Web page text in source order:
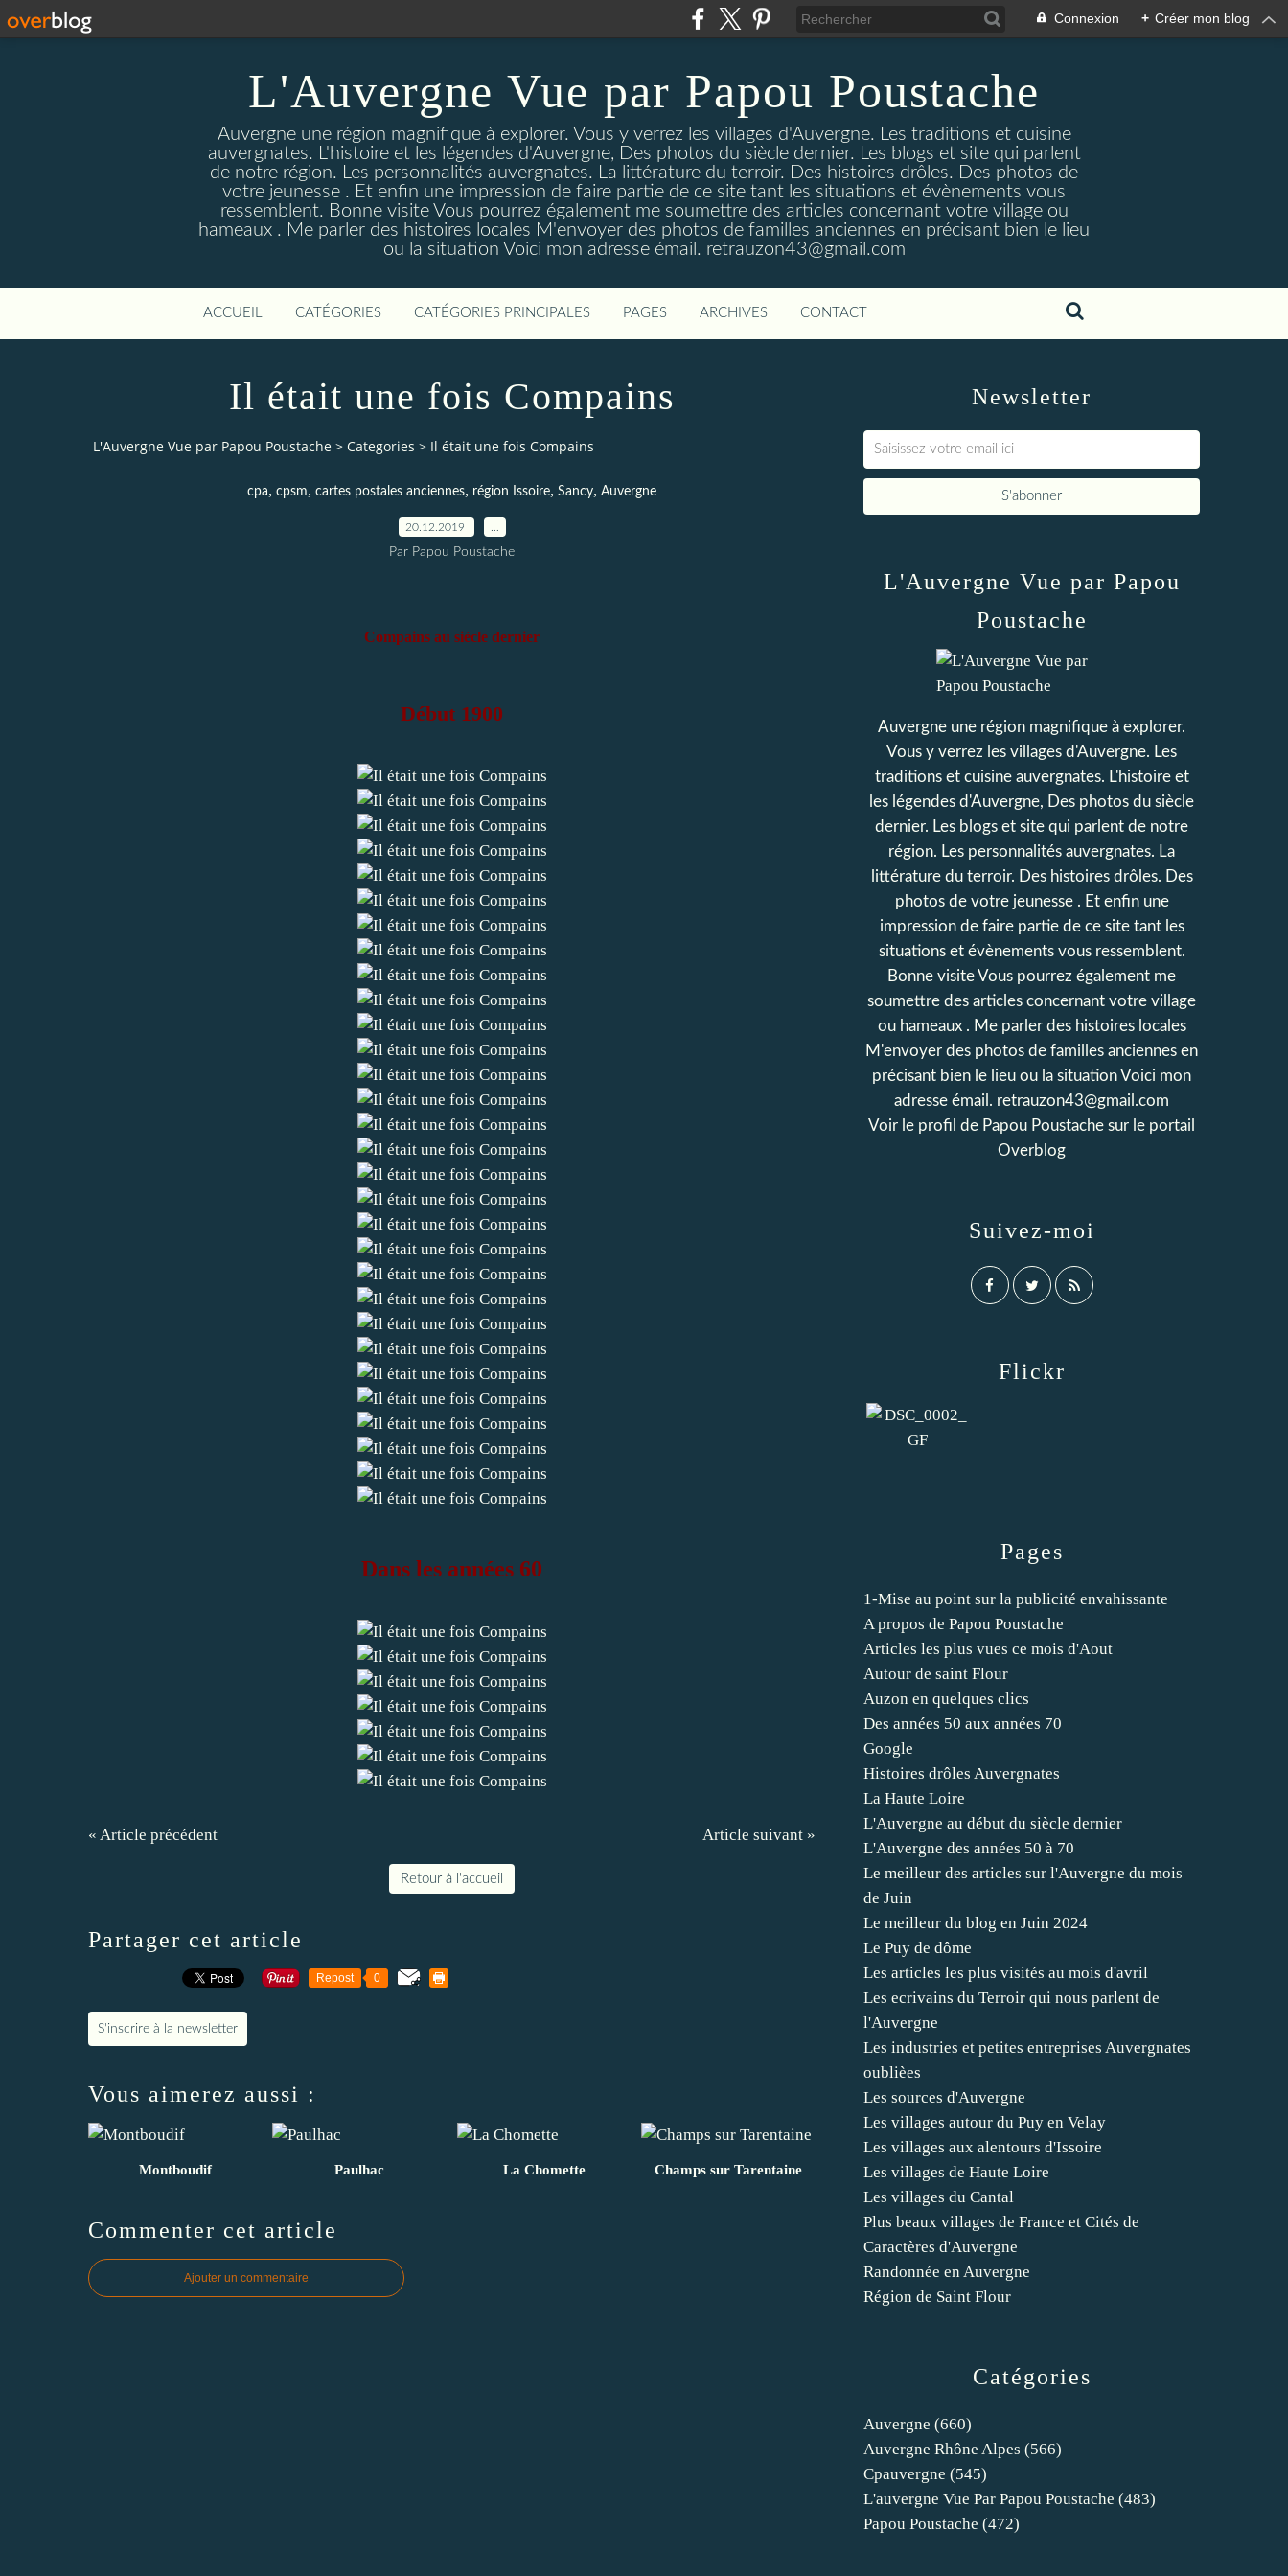
Connexion + Créer mon blog
L'Auvergne Vue par Papou Poustache
Auvergne une région magnifique à explorer. Vous y verrez les villages d'Auvergne. Les traditions et cuisine
auvergnates. L'histoire et les légendes d'Auvergne, Des photos du siècle dernier. Les blogs et site qui parlent
de notre région. Les personnalités auvergnates. La littérature du terroir. Des histoires drôles. Des photos de
votre jeunesse . Et enfin une impression de faire partie de ce site tant les situations et évènements vous
ressemblent. Bonne visite Vous pourrez également me soumettre des articles concernant votre village ou
hameaux . Me parler des histoires locales M'envoyer des photos de familles anciennes en précisant bien le lieu
ou la situation Voici mon adresse émail. retrauzon43@gmail.com
ACCUEIL CATÉGORIES CATÉGORIES PRINCIPALES PAGES ARCHIVES CONTACT
Il était une fois Compains
L'Auvergne Vue par Papou Poustache > Categories > Il était une fois Compains
cpa, cpsm, cartes postales anciennes, région Issoire, Sancy, Auvergne
20.12.2019
Par Papou Poustache
Compains au siècle dernier
Début 1900
Dans les années 60
« Article précédent Article suivant »
Retour à l'accueil
Partager cet article
Repost 0
S'inscrire à la newsletter
Vous aimerez aussi :
Montboudif Paulhac La Chomette Champs sur Tarentaine
Commenter cet article
Ajouter un commentaire
Newsletter
Catégories
Auvergne (660)
Auvergne Rhône Alpes (566)
Cpauvergne (545)
L'auvergne Vue Par Papou Poustache (483)
Papou Poustache (472)
Pages
1-Mise au point sur la publicité envahissante
A propos de Papou Poustache
Articles les plus vues ce mois d'Aout
Autour de saint Flour
Auzon en quelques clics
Des années 50 aux années 70
Google
Histoires drôles Auvergnates
La Haute Loire
L'Auvergne au début du siècle dernier
L'Auvergne des années 50 à 70
Le meilleur des articles sur l'Auvergne du mois
de Juin
Le meilleur du blog en Juin 2024
Le Puy de dôme
Les articles les plus visités au mois d'avril
Les ecrivains du Terroir qui nous parlent de
l'Auvergne
Les industries et petites entreprises Auvergnates
oublièes
Les sources d'Auvergne
Les villages autour du Puy en Velay
Les villages aux alentours d'Issoire
Les villages de Haute Loire
Les villages du Cantal
Plus beaux villages de France et Cités de
Caractères d'Auvergne
Randonnée en Auvergne
Région de Saint Flour
L'Auvergne Vue par Papou
Poustache
Auvergne une région magnifique à explorer.
Vous y verrez les villages d'Auvergne. Les
traditions et cuisine auvergnates. L'histoire et
les légendes d'Auvergne, Des photos du siècle
dernier. Les blogs et site qui parlent de notre
région. Les personnalités auvergnates. La
littérature du terroir. Des histoires drôles. Des
photos de votre jeunesse . Et enfin une
impression de faire partie de ce site tant les
situations et évènements vous ressemblent.
Bonne visite Vous pourrez également me
soumettre des articles concernant votre village
ou hameaux . Me parler des histoires locales
M'envoyer des photos de familles anciennes en
précisant bien le lieu ou la situation Voici mon
adresse émail. retrauzon43@gmail.com
Voir le profil de Papou Poustache sur le portail
Overblog
Suivez-moi
Flickr